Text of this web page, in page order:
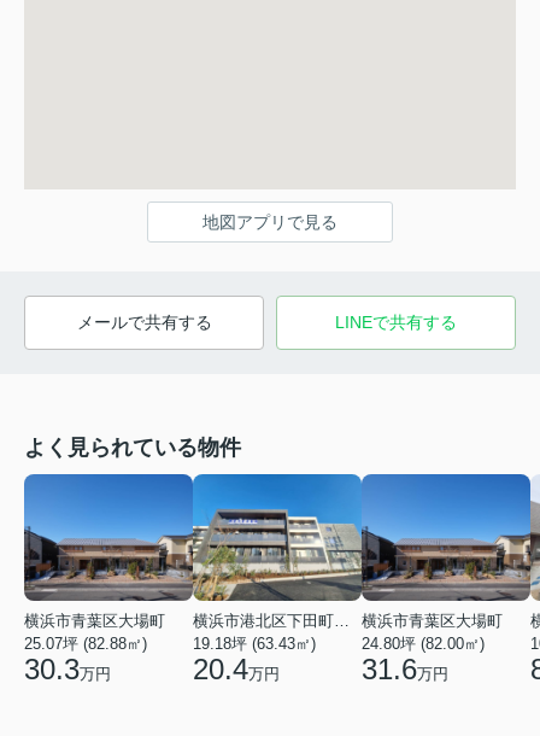
地図アプリで見る
メールで共有する LINEで共有する
よく見られている物件
横浜市青葉区大場町
25.07坪 (82.88㎡)
30.3万円
19.18坪 (63.43㎡)
20.4万円
横浜市青葉区大場町
24.80坪 (82.00㎡)
31.6万円